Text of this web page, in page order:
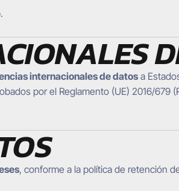
internacionales de datos a
por el Reglamento (UE) 2016/679
, conforme a la política de retención